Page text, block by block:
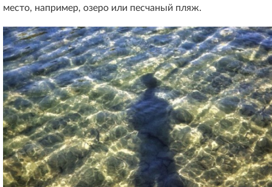
место, например, озеро или песчаный пляж.